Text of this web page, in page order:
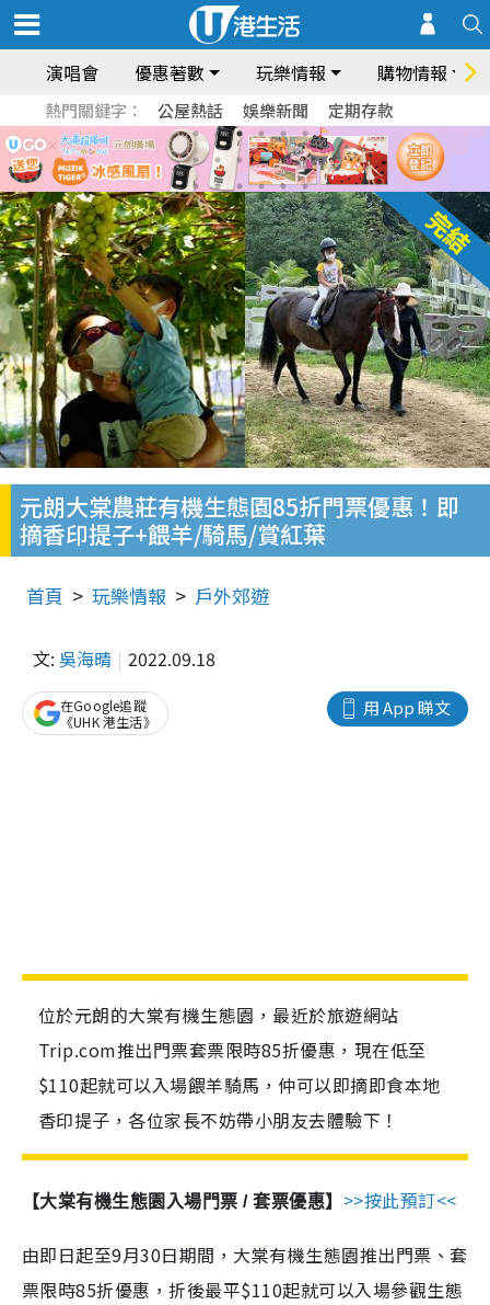
演唱會 優惠著數 玩樂情報 購物情報
熱門關鍵字： 公屋熱話 娛樂新聞 定期存款
元朗大棠農莊有機生態園85折門票優惠！即
摘香印提子+餵羊/騎馬/賞紅葉
首頁 玩樂情報 戶外郊遊
文: 吳海晴 2022.09.18
用 App 睇文
在Google追蹤
《UHK 港生活》
位於元朗的大棠有機生態園，最近於旅遊網站
Trip.com推出門票套票限時85折優惠，現在低至
$110起就可以入場餵羊騎馬，仲可以即摘即食本地
香印提子，各位家長不妨帶小朋友去體驗下！
【大棠有機生態園入場門票 / 套票優惠】 >>按此預訂<<
由即日起至9月30日期間，大棠有機生態園推出門票、套
票限時85折優惠，折後最平$110起就可以入場參觀生態